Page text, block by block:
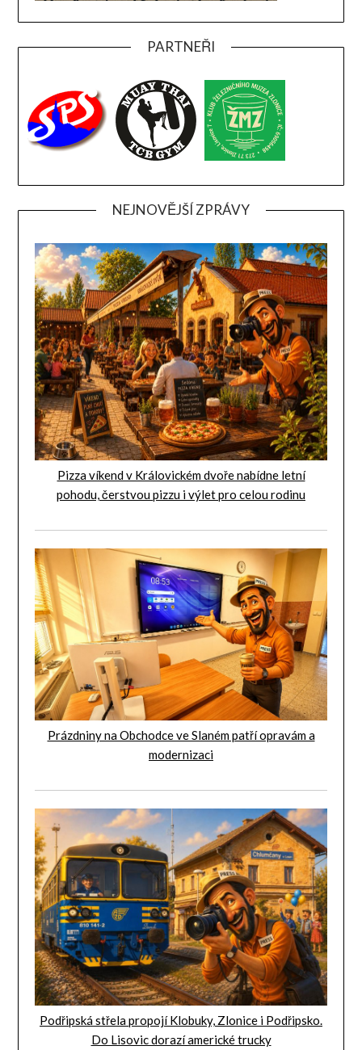
PARTNEŘI
NEJNOVĚJŠÍ ZPRÁVY
Pizza víkend v Královickém dvoře nabídne letní
pohodu, čerstvou pizzu i výlet pro celou rodinu
Prázdniny na Obchodce ve Slaném patří opravám a
modernizaci
Podřipská střela propojí Klobuky, Zlonice i Podřipsko.
Do Lisovic dorazí americké trucky